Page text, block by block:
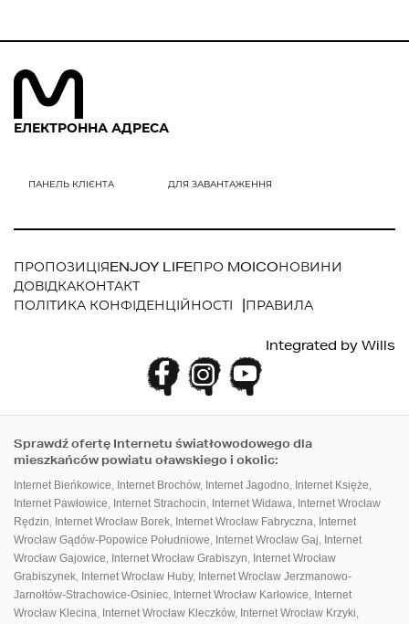
ЕЛЕКТРОННА АДРЕСА
ПРОПОЗИЦІЯENJOY LIFEПРО MOICOНОВИНИ
ДОВІДКАКОНТАКТ
ПОЛІТИКА КОНФІДЕНЦІЙНОСТІ
ПРАВИЛА
Integrated by Wills
Sprawdź ofertę Internetu światłowodowego dla
mieszkańców powiatu oławskiego i okolic:
Internet Bieńkowice, Internet Brochów, Internet Jagodno, Internet Księże,
Internet Pawłowice, Internet Strachocin, Internet Widawa, Internet Wrocław
Rędzin, Internet Wrocław Borek, Internet Wrocław Fabryczna, Internet
Wrocław Gądów-Popowice Południowe, Internet Wrocław Gaj, Internet
Wrocław Gajowice, Internet Wrocław Grabiszyn, Internet Wrocław
Grabiszynek, Internet Wrocław Huby, Internet Wrocław Jerzmanowo-
Jarnołtów-Strachowice-Osiniec, Internet Wrocław Karłowice, Internet
Wrocław Klecina, Internet Wrocław Kleczków, Internet Wrocław Krzyki,